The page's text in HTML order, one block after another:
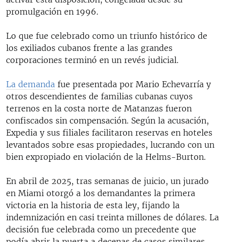
promulgación en 1996.
Lo que fue celebrado como un triunfo histórico de
los exiliados cubanos frente a las grandes
corporaciones terminó en un revés judicial.
La demanda fue presentada por Mario Echevarría y
otros descendientes de familias cubanas cuyos
terrenos en la costa norte de Matanzas fueron
confiscados sin compensación. Según la acusación,
Expedia y sus filiales facilitaron reservas en hoteles
levantados sobre esas propiedades, lucrando con un
bien expropiado en violación de la Helms-Burton.
En abril de 2025, tras semanas de juicio, un jurado
en Miami otorgó a los demandantes la primera
victoria en la historia de esta ley, fijando la
indemnización en casi treinta millones de dólares. La
decisión fue celebrada como un precedente que